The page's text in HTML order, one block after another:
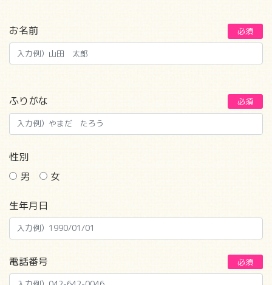
お名前 必須
ふりがな 必須
性別
男
女
生年月日
電話番号 必須